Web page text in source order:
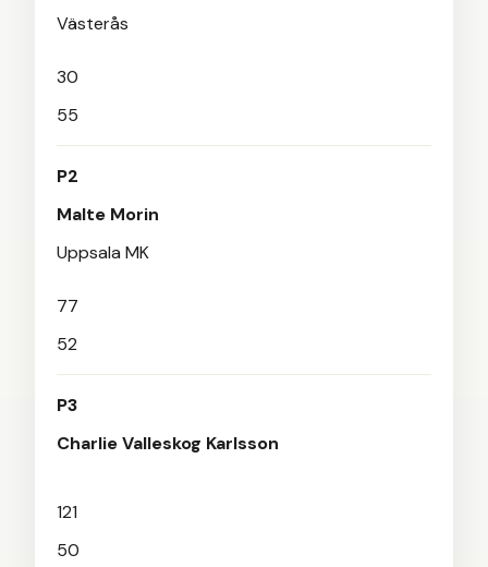
Västerås
30
55
P2
Malte Morin
Uppsala MK
77
52
P3
Charlie Valleskog Karlsson
121
50